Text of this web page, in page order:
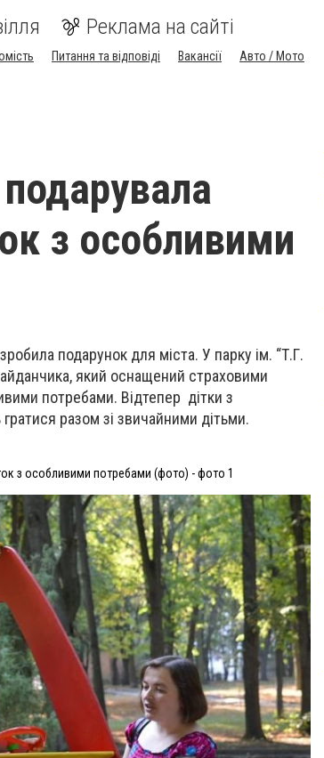
Реклама на сайті
Питання та відповіді Вакансії
Авто / Мото
з особливими
подарунок для міста. У парку ім. “Т.Г.
який оснащений страховими
потребами. Відтепер дітки з
разом зі звичайними дітьми.
з особливими потребами (фото) - фото 1